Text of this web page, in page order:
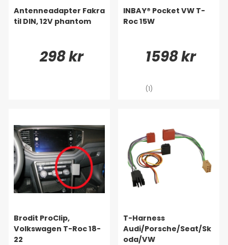
Antenneadapter Fakra
til DIN, 12V phantom
298 kr
INBAY® Pocket VW T-
Roc 15W
1598 kr
(1)
Brodit ProClip,
Volkswagen T-Roc 18-
22
T-Harness
Audi/Porsche/Seat/Sk
oda/VW